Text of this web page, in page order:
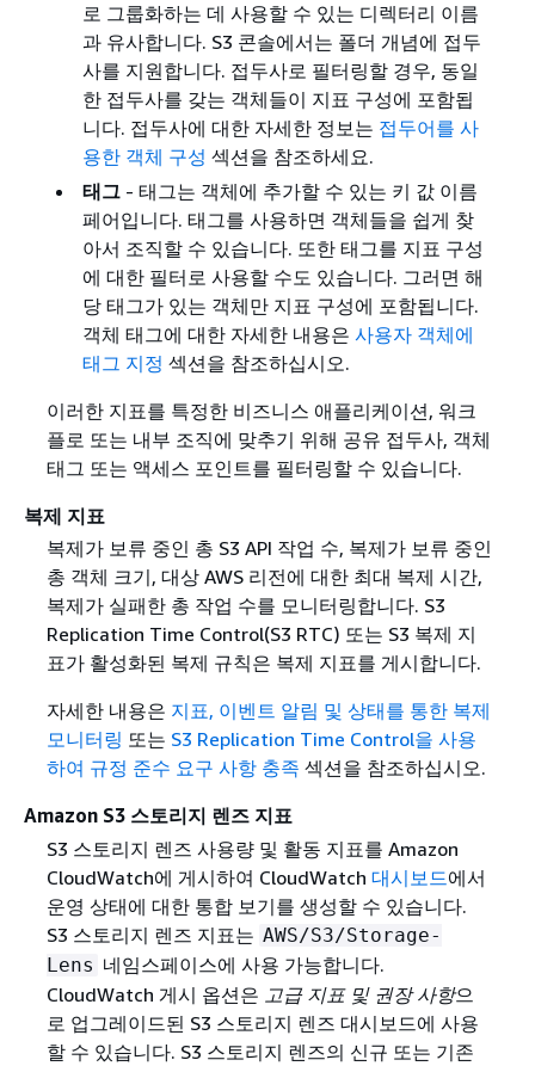
로 그룹화하는 데 사용할 수 있는 디렉터리 이름
과 유사합니다. S3 콘솔에서는 폴더 개념에 접두
사를 지원합니다. 접두사로 필터링할 경우, 동일
한 접두사를 갖는 객체들이 지표 구성에 포함됩
니다. 접두사에 대한 자세한 정보는 접두어를 사
용한 객체 구성 섹션을 참조하세요.
태그- 태그는 객체에 추가할 수 있는 키 값 이름
페어입니다. 태그를 사용하면 객체들을 쉽게 찾
아서 조직할 수 있습니다. 또한 태그를 지표 구성
에 대한 필터로 사용할 수도 있습니다. 그러면 해
당 태그가 있는 객체만 지표 구성에 포함됩니다.
객체 태그에 대한 자세한 내용은 사용자 객체에
태그 지정 섹션을 참조하십시오.
이러한 지표를 특정한 비즈니스 애플리케이션, 워크
플로 또는 내부 조직에 맞추기 위해 공유 접두사, 객체
태그 또는 액세스 포인트를 필터링할 수 있습니다.
복제 지표
복제가 보류 중인 총 S3 API 작업 수, 복제가 보류 중인
총 객체 크기, 대상 AWS 리전에 대한 최대 복제 시간,
복제가 실패한 총 작업 수를 모니터링합니다. S3
Replication Time Control(S3 RTC) 또는 S3 복제 지
표가 활성화된 복제 규칙은 복제 지표를 게시합니다.
자세한 내용은 지표, 이벤트 알림 및 상태를 통한 복제
모니터링 또는 S3 Replication Time Control을 사용
하여 규정 준수 요구 사항 충족 섹션을 참조하십시오.
Amazon S3 스토리지 렌즈 지표
S3 스토리지 렌즈 사용량 및 활동 지표를 Amazon
CloudWatch에 게시하여 CloudWatch 대시보드에서
운영 상태에 대한 통합 보기를 생성할 수 있습니다.
S3 스토리지 렌즈 지표는 AWS/S3/Storage-
Lens 네임스페이스에 사용 가능합니다.
CloudWatch 게시 옵션은 고급 지표 및 권장 사항으
로 업그레이드된 S3 스토리지 렌즈 대시보드에 사용
할 수 있습니다. S3 스토리지 렌즈의 신규 또는 기존